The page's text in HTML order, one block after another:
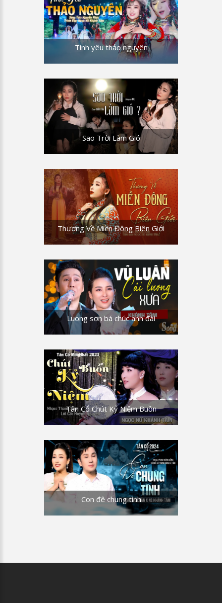
Tình yêu thảo nguyên
Sao Trời Làm Gió
Thương Về Miền Đông Biên Giới
Luong sơn bá chúc anh đài
Tân Cổ Chút Kỷ Niệm Buồn
Con đê chung tình